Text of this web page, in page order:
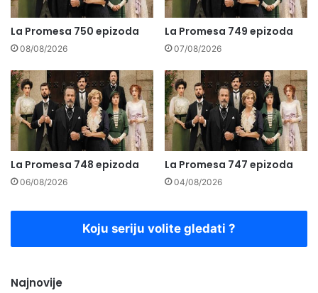
La Promesa 750 epizoda
08/08/2026
La Promesa 749 epizoda
07/08/2026
La Promesa 748 epizoda
06/08/2026
La Promesa 747 epizoda
04/08/2026
Koju seriju volite gledati ?
Najnovije